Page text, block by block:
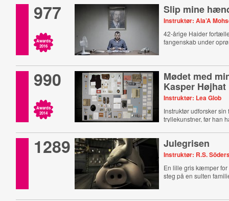
977
Awards
2016
Slip mine
Instruktør: Ala’A
42-årige Haider
fangenskab under
990
Awards
2014
Mødet med
Kasper Højhat
Instruktør: Lea Glob
Instruktør udforsker sin
tryllekunstner, før han
1289 Julegrisen
Instruktør: R.S.
En lille gris kæmper
steg på en sulten